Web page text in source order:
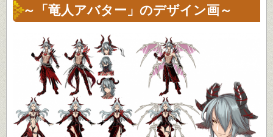
～「竜人アバター」のデザイン画～